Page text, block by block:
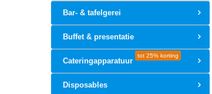
Bar- & tafelgerei
Buffet & presentatie
Cateringapparatuur
tot 25% korting
Disposables